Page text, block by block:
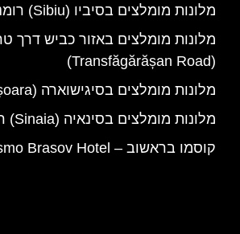
מלונות מומלצים בסיביו (Sibiu) רומניה
מלונות מומלצים באזור כביש דרך
(Transfăgărășan Road)
מלונות מומלצים בסיגישוארה (Sighișoara) רומניה
מלונות מומלצים בסינאיה (Sinaia) רומניה
קוסמו בראשוב – Qosmo Brasov Hotel